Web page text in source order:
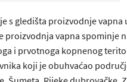
s gledišta proizvodnje vapna
proizvodnja vapna spominje
i prvotnoga kopnenog
koji je obuhvaćao